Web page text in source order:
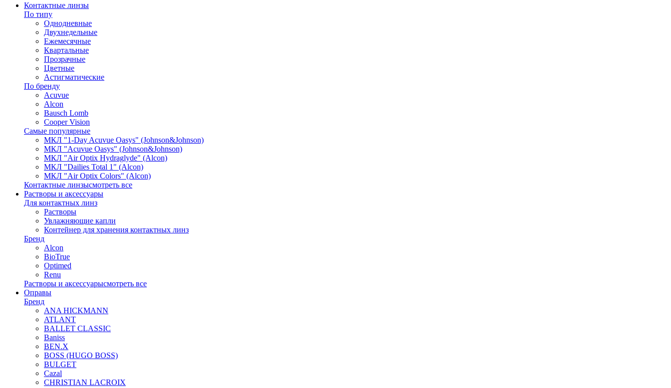
Контактные линзы
По типу
Однодневные
Двухнедельные
Ежемесячные
Квартальные
Прозрачные
Цветные
Астигматические
По бренду
Acuvue
Alcon
Bausch Lomb
Cooper Vision
Самые популярные
МКЛ "1-Day Acuvue Oasys" (Johnson&Johnson)
МКЛ "Acuvue Oasys" (Johnson&Johnson)
МКЛ "Air Optix Hydraglyde" (Alcon)
МКЛ "Dailies Total 1" (Alcon)
МКЛ "Air Optix Colors" (Alcon)
Контактные линзысмотреть все
Растворы и аксессуары
Для контактных линз
Растворы
Увлажняющие капли
Контейнер для хранения контактных линз
Бренд
Alcon
BioTrue
Optimed
Renu
Растворы и аксессуарысмотреть все
Оправы
Бренд
ANA HICKMANN
ATLANT
BALLET CLASSIC
Baniss
BEN.X
BOSS (HUGO BOSS)
BULGET
Cazal
CHRISTIAN LACROIX